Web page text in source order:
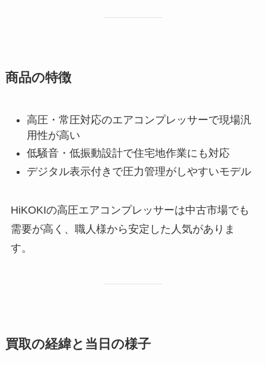
商品の特徴
高圧・常圧対応のエアコンプレッサーで現場汎
用性が高い
低騒音・低振動設計で住宅地作業にも対応
デジタル表示付きで圧力管理がしやすいモデル
HiKOKIの高圧エアコンプレッサーは中古市場でも
需要が高く、職人様から安定した人気がありま
す。
買取の経緯と当日の様子